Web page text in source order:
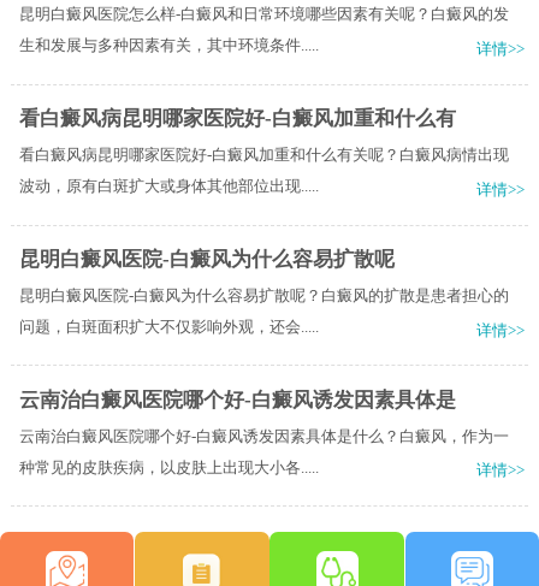
昆明白癜风医院怎么样-白癜风和日常环境哪些因素有关呢？白癜风的发
生和发展与多种因素有关，其中环境条件.....
详情>>
看白癜风病昆明哪家医院好-白癜风加重和什么有
看白癜风病昆明哪家医院好-白癜风加重和什么有关呢？白癜风病情出现
波动，原有白斑扩大或身体其他部位出现.....
详情>>
昆明白癜风医院-白癜风为什么容易扩散呢
昆明白癜风医院-白癜风为什么容易扩散呢？白癜风的扩散是患者担心的
问题，白斑面积扩大不仅影响外观，还会.....
详情>>
云南治白癜风医院哪个好-白癜风诱发因素具体是
云南治白癜风医院哪个好-白癜风诱发因素具体是什么？白癜风，作为一
种常见的皮肤疾病，以皮肤上出现大小各.....
详情>>